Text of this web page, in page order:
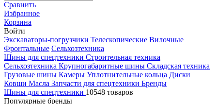
Сравнить
Избранное
Корзина
Войти
Экскаваторы-погрузчики Телескопические Вилочные
Фронтальные Сельхозтехника
Шины для спецтехники Строительная техника
Сельхозтехника Крупногабаритные шины Складская техника
Грузовые шины Камеры Уплотнительные кольца Диски
Ковши Масла Запчасти для спецтехники Бренды
Шины для спецтехники 10548 товаров
Популярные бренды